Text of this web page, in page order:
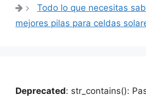
Todo lo que necesitas
mejores pilas para celdas
Deprecated: str_contains():